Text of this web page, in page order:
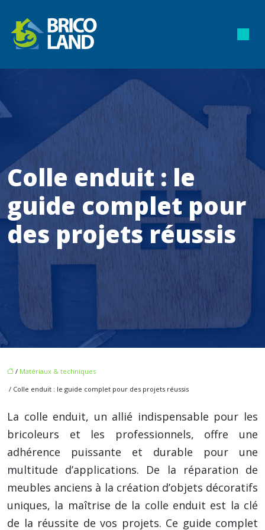
Colle enduit : le
guide complet pour
des projets réussis
/ Matériaux & techniques
/ Colle enduit : le guide complet pour des projets réussis
La colle enduit, un allié indispensable pour les
bricoleurs et les professionnels, offre une
adhérence puissante et durable pour une
multitude d’applications. De la réparation de
meubles anciens à la création d’objets décoratifs
uniques, la maîtrise de la colle enduit est la clé
de la réussite de vos projets. Ce guide complet